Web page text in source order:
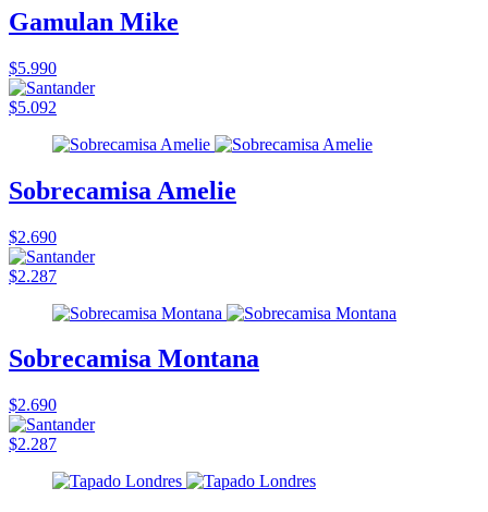
Gamulan Mike
$5.990
$5.092
Sobrecamisa Amelie
$2.690
$2.287
Sobrecamisa Montana
$2.690
$2.287